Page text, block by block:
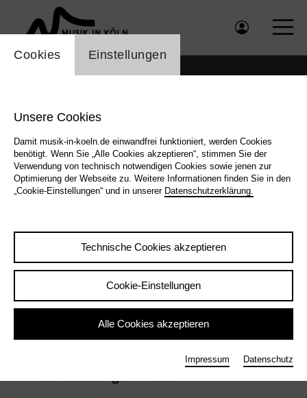
Einstellung Cookienbanner
Cookies Einstellungen
Unsere Cookies
Damit musik-in-koeln.de einwandfrei funktioniert, werden Cookies
benötigt. Wenn Sie „Alle Cookies akzeptieren“, stimmen Sie der
Verwendung von technisch notwendigen Cookies sowie jenen zur
Optimierung der Webseite zu. Weitere Informationen finden Sie in den
„Cookie-Einstellungen“ und in unserer Datenschutzerklärung.
Technische Cookies akzeptieren
Cookie-Einstellungen
Alle Cookies akzeptieren
Impressum Datenschutz
Übersicht
Johannes Lauer
In Veranstaltungen wie ...